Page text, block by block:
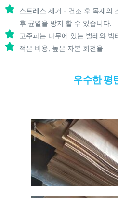
스트레스 제거 - 건조 후 목재의
후 균열을 방지 할 수 있습니다.
고주파는 나무에 있는 벌레와
적은 비용, 높은 자본 회전율
우수한 평